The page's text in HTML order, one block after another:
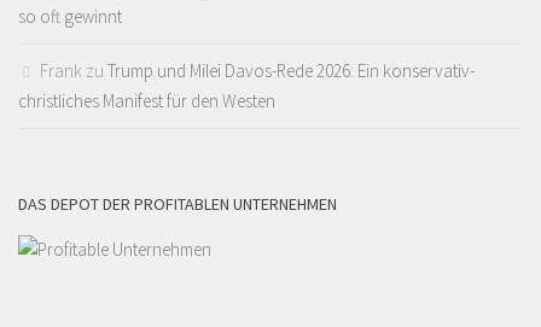
so oft gewinnt
Frank zu Trump und Milei Davos-Rede 2026: Ein konservativ-
christliches Manifest für den Westen
DAS DEPOT DER PROFITABLEN UNTERNEHMEN